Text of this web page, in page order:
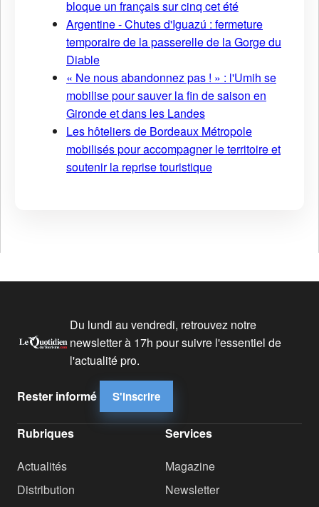
bloque un français sur cinq cet été
Argentine - Chutes d'Iguazú : fermeture
temporaire de la passerelle de la Gorge du
Diable
« Ne nous abandonnez pas ! » : l'Umih se
mobilise pour sauver la fin de saison en
Gironde et dans les Landes
Les hôteliers de Bordeaux Métropole
mobilisés pour accompagner le territoire et
soutenir la reprise touristique
Du lundi au vendredi, retrouvez notre
newsletter à 17h pour suivre l'essentiel de
l'actualité pro.
Rester informé S'inscrire
Rubriques
Actualités
Distribution
Services
Magazine
Newsletter